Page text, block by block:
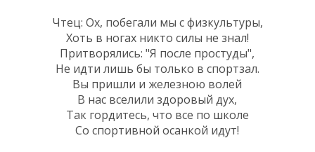
Чтец: Ох, побегали мы с физкультуры,
Хоть в ногах никто силы не знал!
Притворялись: "Я после простуды",
Не идти лишь бы только в спортзал.
Вы пришли и железною волей
В нас вселили здоровый дух,
Так гордитесь, что все по школе
Со спортивной осанкой идут!